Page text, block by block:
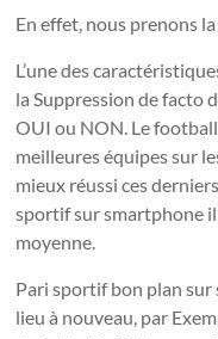
En effet, nous prenons
L’une des
la Suppression de facto
OUI ou NON. Le
meilleures équipes sur
mieux réussi ces
sportif sur smartphone il
moyenne.
Pari sportif bon plan sur
lieu à nouveau, par